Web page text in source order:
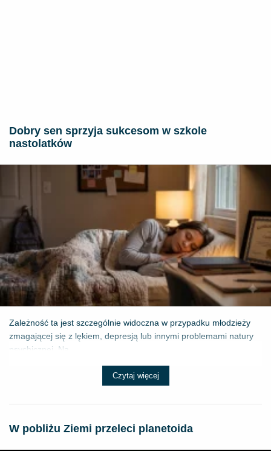
Dobry sen sprzyja sukcesom w szkole
nastolatków
Zależność ta jest szczególnie widoczna w przypadku młodzieży
zmagającej się z lękiem, depresją lub innymi problemami natury
psychicznej. Na...
Czytaj więcej
W pobliżu Ziemi przeleci planetoida